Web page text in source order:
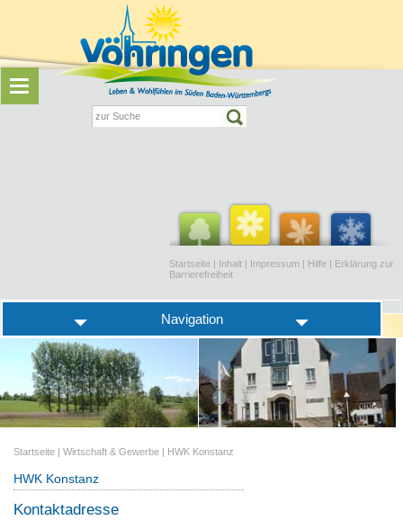
Startseite | Inhalt | Impressum | Hilfe | Erklärung zur
Barrierefreiheit
Navigation
Startseite | Wirtschaft & Gewerbe | HWK Konstanz
HWK Konstanz
Kontaktadresse